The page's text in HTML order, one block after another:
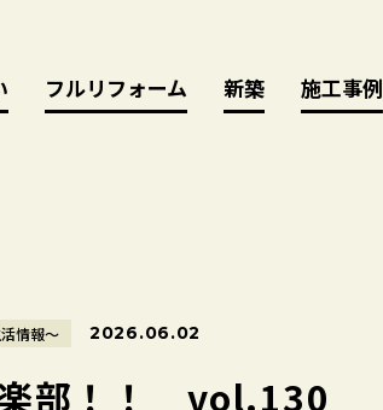
フルリフォーム
フルリフォーム 新築
新築 施工事例
施工事例
情報～ 2026.06.02
部！！ vol.130